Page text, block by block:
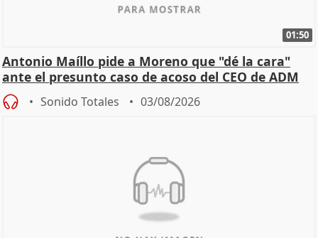
01:50
Antonio Maíllo pide a Moreno que "dé la cara"
ante el presunto caso de acoso del CEO de ADM
Sonido Totales 03/08/2026